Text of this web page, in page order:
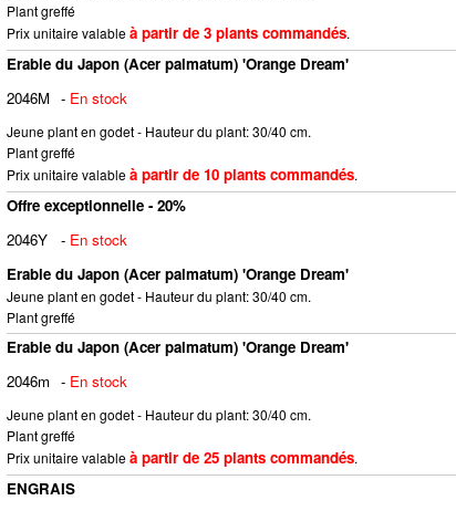
Plant greffé
Prix unitaire valableà partir de 3 plants commandés.
Erable du Japon (Acer palmatum) 'Orange Dream'
2046M - En stock
Jeune plant en godet - Hauteur du plant: 30/40 cm.
Plant greffé
Prix unitaire valableà partir de 10 plants commandés.
Offre exceptionnelle - 20%
2046Y
- En stock
Erable du Japon (Acer palmatum) 'Orange Dream'
Jeune plant en godet - Hauteur du plant: 30/40 cm.
Plant greffé
Erable du Japon (Acer palmatum) 'Orange Dream'
2046m - En stock
Jeune plant en godet - Hauteur du plant: 30/40 cm.
Plant greffé
Prix unitaire valableà partir de 25 plants commandés.
ENGRAIS